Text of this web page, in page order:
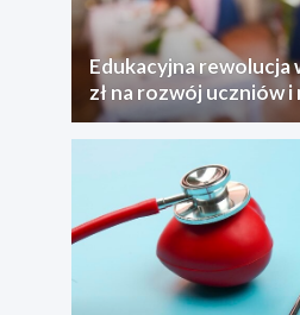
Edukacyjna rewolucja
zł na rozwój uczniów